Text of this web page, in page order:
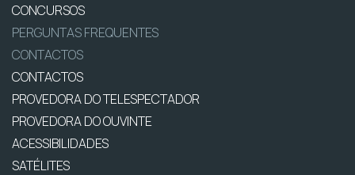
CONCURSOS
PERGUNTAS FREQUENTES
CONTACTOS
CONTACTOS
PROVEDORA DO TELESPECTADOR
PROVEDORA DO OUVINTE
ACESSIBILIDADES
SATÉLITES